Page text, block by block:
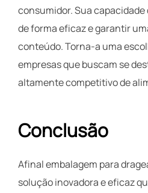
consumidor. Sua
de forma eficaz e garantir
conteúdo. Torna-a uma
empresas que buscam se
altamente competitivo de
Conclusão
Afinal embalagem para
solução inovadora e eficaz